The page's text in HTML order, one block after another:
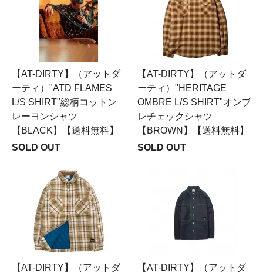
【AT-DIRTY】（アットダ
ーティ）"ATD FLAMES
L/S SHIRT"総柄コットン
レーヨンシャツ
【BLACK】【送料無料】
SOLD OUT
【AT-DIRTY】（アットダ
ーティ）"HERITAGE
OMBRE L/S SHIRT"オンブ
レチェックシャツ
【BROWN】【送料無料】
SOLD OUT
【AT-DIRTY】（アットダ
【AT-DIRTY】（アットダ